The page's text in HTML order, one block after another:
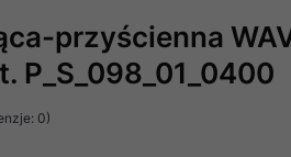
przyścienna
P_S_098_01_0400
0)